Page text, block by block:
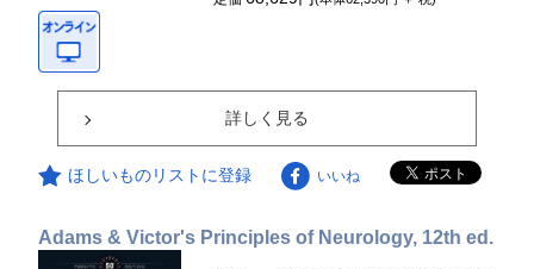
詳しく見る
ほしいものリストに登録 いいね
Adams & Victor's Principles of Neurology, 12th ed.